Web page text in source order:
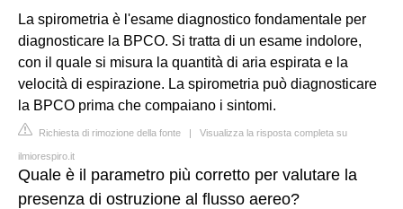
La spirometria è l'esame diagnostico fondamentale per
diagnosticare la BPCO. Si tratta di un esame indolore,
con il quale si misura la quantità di aria espirata e la
velocità di espirazione. La spirometria può diagnosticare
la BPCO prima che compaiano i sintomi.
Richiesta di rimozione della fonte | Visualizza la risposta completa su
ilmiorespiro.it
Quale è il parametro più corretto per valutare la
presenza di ostruzione al flusso aereo?